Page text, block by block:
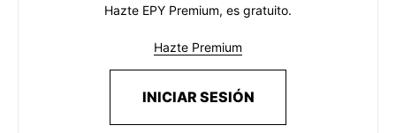
Hazte EPY Premium, es gratuito.
Hazte Premium
INICIAR SESIÓN